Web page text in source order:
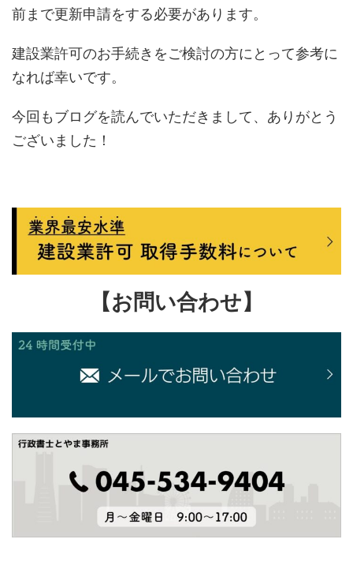
前まで更新申請をする必要があります。
建設業許可のお手続きをご検討の方にとって参考に
なれば幸いです。
今回もブログを読んでいただきまして、ありがとう
ございました！
【お問い合わせ】